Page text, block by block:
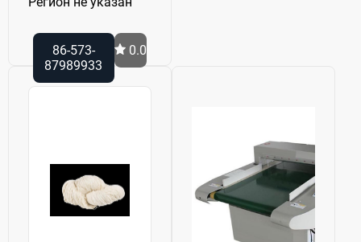
86-573-
87989933
0.0